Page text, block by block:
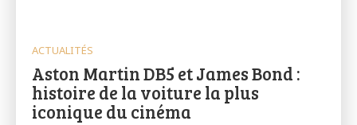
ACTUALITÉS
Aston Martin DB5 et James Bond :
histoire de la voiture la plus
iconique du cinéma